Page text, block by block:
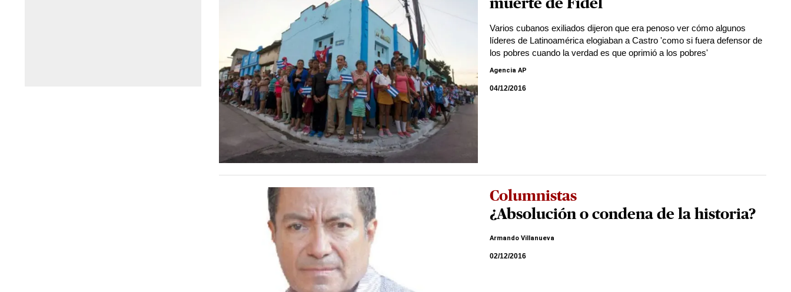
muerte de Fidel
Varios cubanos exiliados dijeron que era penoso ver cómo algunos
líderes de Latinoamérica elogiaban a Castro 'como si fuera defensor de
los pobres cuando la verdad es que oprimió a los pobres'
Agencia AP
04/12/2016
Columnistas
¿Absolución o condena de la historia?
Armando Villanueva
02/12/2016